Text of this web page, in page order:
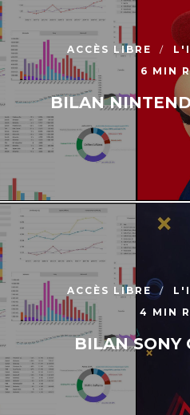
ACCÈS LIBRE
6 MIN
BILAN
ACCÈS LIBRE
4 MIN
BILAN SONY